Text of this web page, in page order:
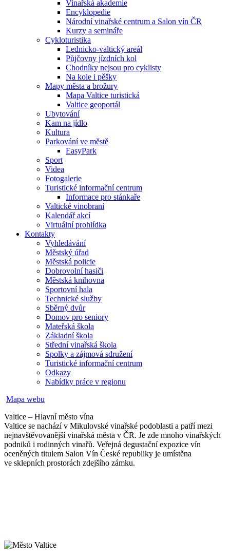
Vinařská akademie
Encyklopedie
Národní vinařské centrum a Salon vín ČR
Kurzy a semináře
Cykloturistika
Lednicko-valtický areál
Půjčovny jízdních kol
Chodníky nejsou pro cyklisty
Na kole i pěšky
Mapy města a brožury
Mapa Valtice turistická
Valtice geoportál
Ubytování
Kam na jídlo
Kultura
Parkování ve městě
EasyPark
Sport
Videa
Fotogalerie
Turistické informační centrum
Informace pro stánkaře
Valtické vinobraní
Kalendář akcí
Virtuální prohlídka
Kontakty
Vyhledávání
Městský úřad
Městská policie
Dobrovolní hasiči
Městská knihovna
Sportovní hala
Technické služby
Sběrný dvůr
Domov pro seniory
Mateřská škola
Základní škola
Střední vinařská škola
Spolky a zájmová sdružení
Turistické informační centrum
Odkazy
Nabídky práce v regionu
Mapa webu
Valtice – Hlavní město vína
Valtice se nachází v Mikulovské vinařské podoblasti a patří mezi
nejnavštěvovanější vinařská města v ČR. Je zde mnoho vinařských
podniků i rodinných vinařů. Veřejná degustační expozice vín
oceněných titulem Salon Vín České republiky je umístěna
ve sklepních prostorách zdejšího zámku.